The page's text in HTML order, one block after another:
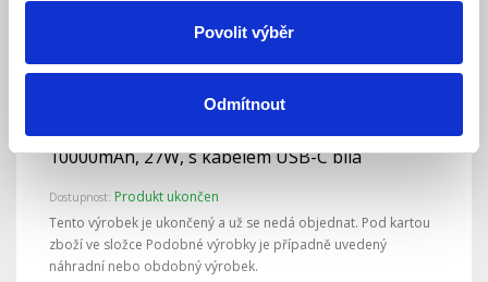
Povolit výběr
Odmítnout
Bezdrátová powerbanka Baseus PicoGo Qi2
10000mAh, 27W, s kabelem USB-C bílá
Dostupnost: Produkt ukončen
Tento výrobek je ukončený a už se nedá objednat. Pod kartou
zboží ve složce Podobné výrobky je případně uvedený
náhradní nebo obdobný výrobek.